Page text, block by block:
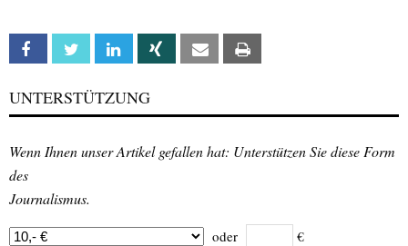
Facebook Twitter Linkedin Xing Email
UNTERSTÜTZUNG
Wenn Ihnen unser Artikel gefallen hat: Unterstützen Sie diese Form
des
Journalismus.
oder €